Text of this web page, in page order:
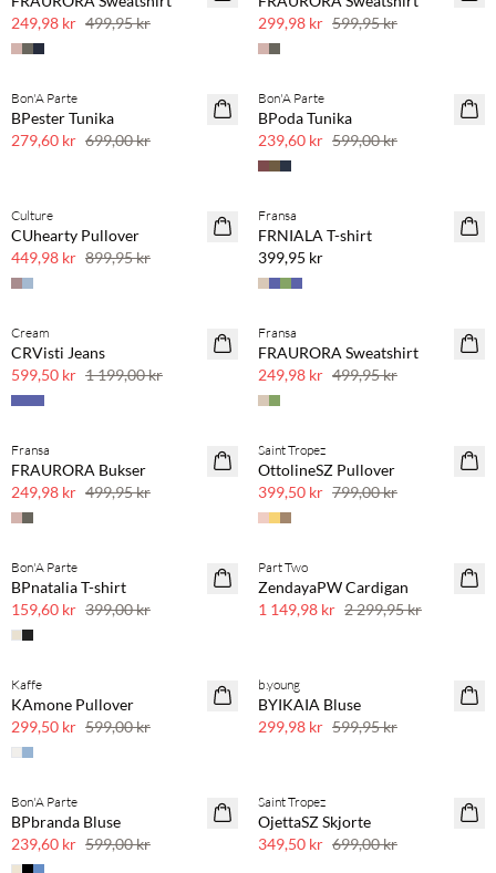
249,98 kr 499,95 kr
299,98 kr 599,95 kr
SAVE20
Bon'A Parte
BPester Tunika
279,60 kr 699,00 kr
SAVE20
Bon'A Parte
BPoda Tunika
239,60 kr 599,00 kr
SAVE20
50 % rabatt
Culture
CUhearty Pullover
449,98 kr 899,95 kr
NYHET
Kjøp min. 2 & spar 20 %
Fransa
FRNIALA T-shirt
399,95 kr
SAVE20
Cream
CRVisti Jeans
599,50 kr 1 199,00 kr
SAVE20
Fransa
FRAURORA Sweatshirt
249,98 kr 499,95 kr
SAVE20
Fransa
FRAURORA Bukser
249,98 kr 499,95 kr
SAVE20
Saint Tropez
OttolineSZ Pullover
399,50 kr 799,00 kr
SAVE20
Bon'A Parte
BPnatalia T-shirt
159,60 kr 399,00 kr
SAVE20
50 % rabatt
Part Two
ZendayaPW Cardigan
1 149,98 kr 2 299,95 kr
SAVE20
Kaffe
KAmone Pullover
299,50 kr 599,00 kr
SAVE20
b.young
BYIKAIA Bluse
299,98 kr 599,95 kr
SAVE20
Bon'A Parte
BPbranda Bluse
239,60 kr 599,00 kr
SAVE20
50 % rabatt
Saint Tropez
OjettaSZ Skjorte
349,50 kr 699,00 kr